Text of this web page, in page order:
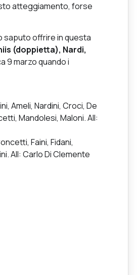
atteggiamento, forse
saputo offrire in questa
(doppietta), Nardi,
9 marzo quando i
Ameli, Nardini, Croci, De
Mandolesi, Maloni. All:
Faini, Fidani,
All: Carlo Di Clemente